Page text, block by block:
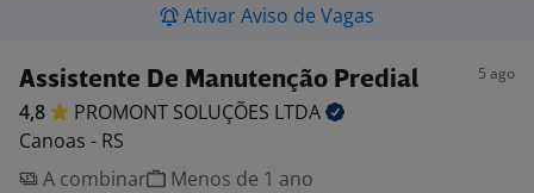
Ativar Aviso de Vagas
Assistente De Manutenção Predial 5 ago
4,8 PROMONT SOLUÇÕES LTDA
Canoas - RS
A combinar
Menos de 1 ano